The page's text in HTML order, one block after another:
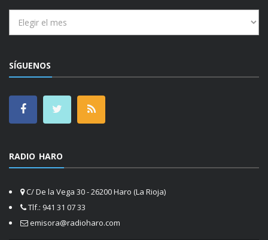
SÍGUENOS
RADIO HARO
C/ De la Vega 30 - 26200 Haro (La Rioja)
Tlf.: 941 31 07 33
emisora@radioharo.com